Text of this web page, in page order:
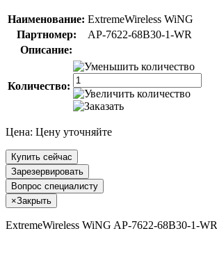
Наименование: ExtremeWireless WiNG
Партномер:
AP-7622-68B30-1-WR
Описание:
Количество:
Цена: Цену уточняйте
Купить сейчас
Зарезервировать
Вопрос специалисту
×Закрыть
ExtremeWireless WiNG AP-7622-68B30-1-WR